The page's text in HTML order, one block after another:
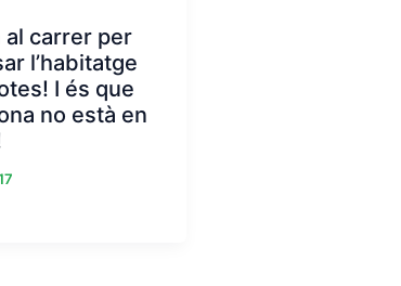
al carrer per
l’habitatge
I és que
no està en